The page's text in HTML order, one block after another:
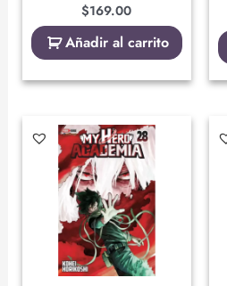
$169.00
Añadir al carrito